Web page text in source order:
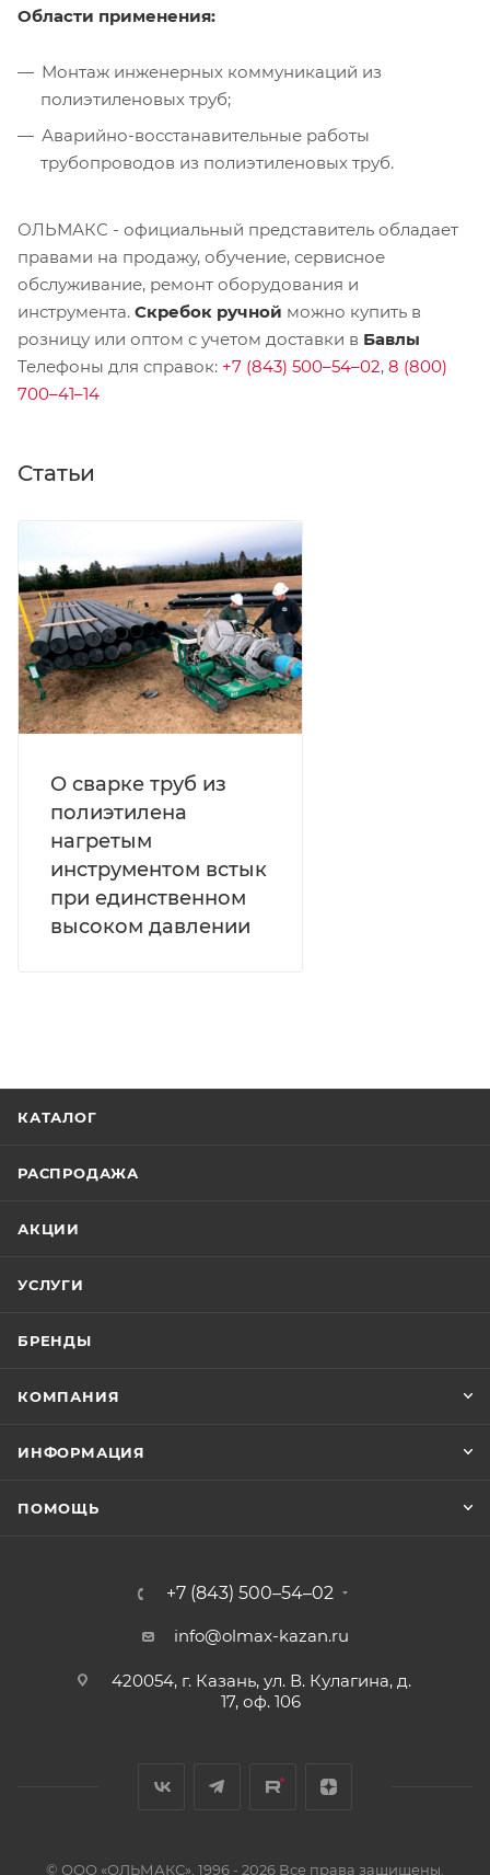
Области применения:
Монтаж инженерных коммуникаций из
полиэтиленовых труб;
Аварийно-восстанавительные работы
трубопроводов из полиэтиленовых труб.
ОЛЬМАКС - официальный представитель обладает
правами на продажу, обучение, сервисное
обслуживание, ремонт оборудования и
инструмента. Скребок ручной можно купить в
розницу или оптом с учетом доставки в Бавлы
Телефоны для справок: +7 (843) 500–54–02, 8 (800)
700–41–14
Статьи
О сварке труб из
полиэтилена
нагретым
инструментом встык
при единственном
высоком давлении
КАТАЛОГ
РАСПРОДАЖА
АКЦИИ
УСЛУГИ
БРЕНДЫ
КОМПАНИЯ
ИНФОРМАЦИЯ
ПОМОЩЬ
+7 (843) 500–54–02
info@olmax-kazan.ru
420054, г. Казань, ул. В. Кулагина, д.
17, оф. 106
© ООО «ОЛЬМАКС», 1996 - 2026 Все права защищены.